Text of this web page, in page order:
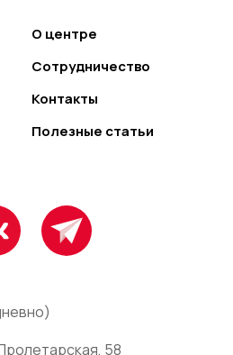
О центре
Сотрудничество
Контакты
Полезные статьи
58